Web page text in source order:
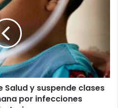
Salud y suspende clases
por infecciones